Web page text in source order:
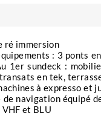
vous
Le plateau
font leur
Vous aurez
des requins
rencontres
ré immersion
: 3 ponts
1er sundeck :
en tek,
à expresso et
de navigation équipé
VHF et BLU